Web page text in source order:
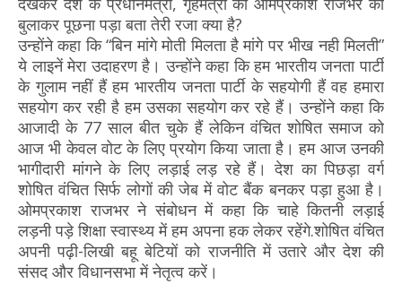
बुलाकर पूछना पड़ा बता तेरी रजा क्या है?
उन्होंने कहा कि “बिन मांगे मोती मिलता है मांगे पर भीख नही मिलती”
ये लाइनें मेरा उदाहरण है। उन्होंने कहा कि हम भारतीय जनता पार्टी
के गुलाम नहीं हैं हम भारतीय जनता पार्टी के सहयोगी हैं वह हमारा
सहयोग कर रही है हम उसका सहयोग कर रहे हैं। उन्होंने कहा कि
आजादी के 77 साल बीत चुके हैं लेकिन वंचित शोषित समाज को
आज भी केवल वोट के लिए प्रयोग किया जाता है। हम आज उनकी
भागीदारी मांगने के लिए लड़ाई लड़ रहे हैं। देश का पिछड़ा वर्ग
शोषित वंचित सिर्फ लोगों की जेब में वोट बैंक बनकर पड़ा हुआ है।
ओमप्रकाश राजभर ने संबोधन में कहा कि चाहे कितनी लड़ाई
लड़नी पड़े शिक्षा स्वास्थ्य में हम अपना हक लेकर रहेंगे.शोषित वंचित
अपनी पढ़ी-लिखी बहू बेटियों को राजनीति में उतारे और देश की
संसद और विधानसभा में नेतृत्व करें।